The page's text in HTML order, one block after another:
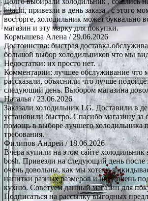
hitachi, привезли в день заказа , с этого
восторге, холодильник может буквально
магазин и эту марку для покупки.
Кормышева Алена / 29.06.2026
Достоинства: быстрая
большой выбор холодильников что мы
Недостатки: их просто нет.
Комментарии: лучшее обслуживание что
рассказали, объяснили что лучше
следующий день. Выбором магазина
Наталья/ 23.06.2026
Заказали холодильник LG. Доставили в
установили быстро. Спасибо магазину за
помощь в выборе лучшего холодильника
требования.
Филипов Андрей/ 18.06.2026
Вчера купили на этом сайте
bosh. Привезли на следующий день после
очень довольны, как мы хотели
напитки разных размеров и цвет очень
кухню. Советуем данный магазин для
Подписаться на рассылку выгодных